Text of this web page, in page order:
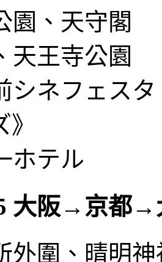
園、天守閣
天王寺公園
シネフェス
ホテル
大阪→京都→
外圍、晴明神